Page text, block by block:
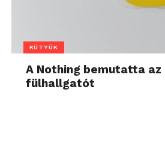
KÜTYÜK
A Nothing bemutatta az
fülhallgatót